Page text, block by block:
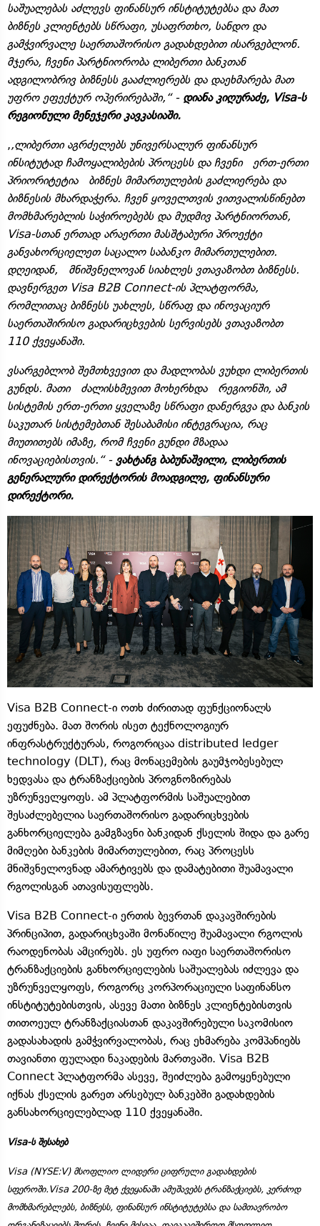
საშუალებას აძლევს ფინანსურ ინსტიტუტებსა და მათ
ბიზნეს კლიენტებს სწრაფი, უსაფრთხო, სანდო და
გამჭვირვალე საერთაშორისო გადახდებით ისარგებლონ.
მჯერა, ჩვენი პარტნიორობა ლიბერთი ბანკთან
ადგილობრივ ბიზნესს გააძლიერებს და დაეხმარება მათ
უფრო ეფექტურ ოპერირებაში,“ - დიანა კიღურაძე, Visa-ს
რეგიონული მენეჯერი კავკასიაში.
,,ლიბერთი აგრძელებს უნივერსალურ ფინანსურ
ინსიტუტად ჩამოყალიბების პროცესს და ჩვენი ერთ-ერთი
პრიორიტეტია ბიზნეს მიმართულების გაძლიერება და
ბიზნესის მხარდაჭერა. ჩვენ ყოველთვის ვითვალისწინებთ
მომხმარებლის საჭიროებებს და მუდმივ პარტნიორთან,
Visa-სთან ერთად არაერთი მასშტაბური პროექტი
განვახორციელეთ საცალო საბანკო მიმართულებით.
დღეიდან, მნიშვნელოვან სიახლეს ვთავაზობთ ბიზნესს.
დავნერგეთ Visa B2B Connect-ის პლატფორმა,
რომლითაც ბიზნესს უახლეს, სწრაფ და ინოვაციურ
საერთაშირისო გადარიცხვების სერვისებს ვთავაზობთ
110 ქვეყანაში.
ვსარგებლობ შემთხვევით და მადლობას ვუხდი ლიბერთის
გუნდს. მათი ძალისხმევით მოხერხდა რეგიონში, ამ
სისტემის ერთ-ერთი ყველაზე სწრაფი დანერგვა და ბანკის
საკუთარ სისტემებთან შესაბამისი ინტეგრაცია, რაც
მიუთითებს იმაზე, რომ ჩვენი გუნდი მზადაა
ინოვაციებისთვის.“ - ვახტანგ ბაბუნაშვილი, ლიბერთის
გენერალური დირექტორის მოადგილე, ფინანსური
დირექტორი.
Visa B2B Connect-ი ოთხ ძირითად ფუნქციონალს
ეფუძნება. მათ შორის ისეთ ტექნოლოგიურ
ინფრასტრუქტურას, როგორიცაა distributed ledger
technology (DLT), რაც მონაცემების გაუმჯობესებულ
ხედვასა და ტრანზაქციების პროგნოზირებას
უზრუნველყოფს. ამ პლატფორმის საშუალებით
შესაძლებელია საერთაშორისო გადარიცხვების
განხორციელება გამგზავნი ბანკიდან ქსელის შიდა და გარე
მიმღები ბანკების მიმართულებით, რაც პროცესს
მნიშვნელოვნად ამარტივებს და დამატებითი შუამავალი
რგოლისგან ათავისუფლებს.
Visa B2B Connect-ი ერთის ბევრთან დაკავშირების
პრინციპით, გადარიცხვაში მონაწილე შუამავალი რგოლის
რაოდენობას ამცირებს. ეს უფრო იაფი საერთაშორისო
ტრანზაქციების განხორციელების საშუალებას იძლევა და
უზრუნველყოფს, როგორც კორპორაციული საფინანსო
ინსტიტუტებისთვის, ასევე მათი ბიზნეს კლიენტებისთვის
თითოეულ ტრანზაქციასთან დაკავშირებული საკომისიო
გადასახადის გამჭვირვალობას, რაც ეხმარება კომპანიებს
თავიანთი ფულადი ნაკადების მართვაში. Visa B2B
Connect პლატფორმა ასევე, შეიძლება გამოყენებული
იქნას ქსელის გარეთ არსებულ ბანკებში გადახდების
განსახორციელებლად 110 ქვეყანაში.
Visa-ს შესახებ
Visa (NYSE:V) მსოფლიო ლიდერი ციფრული გადახდების
სფეროში.Visa 200-ზე მეტ ქვეყანაში ამუშავებს ტრანზაქციებს, კერძოდ
მომხმარებლებს, ბიზნესს, ფინანსურ ინსტიტუტებსა და სამთავრობო